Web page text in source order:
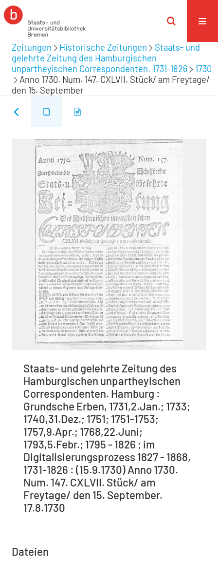
Zeitungen Historische Zeitungen
Staats- und
gelehrte Zeitung des Hamburgischen
unpartheyischen Correspondenten. 1731-1826
1730
Anno 1730. Num. 147. CXLVII. Stück/ am Freytage/
den 15. September
Staats- und gelehrte Zeitung des
Hamburgischen unpartheyischen
Correspondenten. Hamburg :
Grundsche Erben, 1731,2.Jan.; 1733;
1740,31.Dez.; 1751; 1751-1753;
1757,9.Apr.; 1768,22.Juni;
1793,5.Febr.; 1795 - 1826 ; im
Digitalisierungsprozess 1827 - 1868,
1731-1826 : (15.9.1730) Anno 1730.
Num. 147. CXLVII. Stück/ am
Freytage/ den 15. September.
17.8.1730
Dateien